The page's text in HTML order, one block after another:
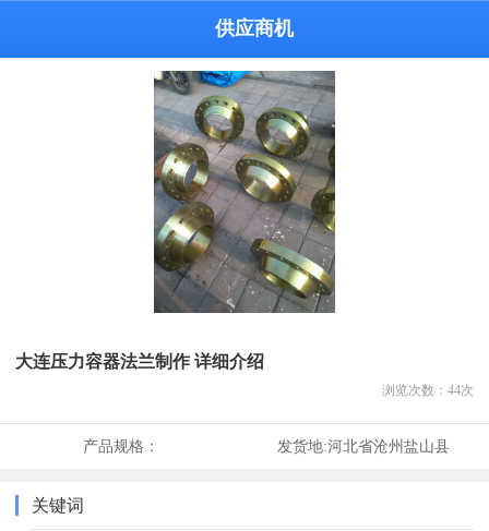
供应商机
大连压力容器法兰制作 详细介绍
浏览次数： 44次
产品规格： 发货地:河北省沧州盐山县
关键词